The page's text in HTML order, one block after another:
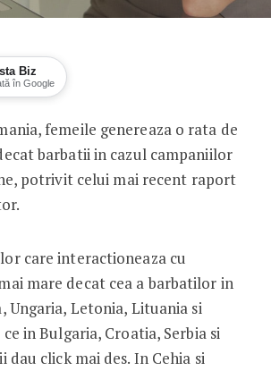
Biz
în Google
click mai des pe reclame
femeile genereaza o rata de
barbatii in cazul campaniilor
potrivit celui mai recent raport
care interactioneaza cu
mare decat cea a barbatilor in
Ungaria, Letonia, Lituania si
in Bulgaria, Croatia, Serbia si
dau click mai des. In Cehia si